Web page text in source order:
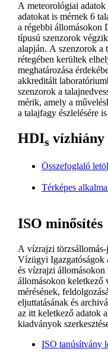
A meteorológiai adatok
adatokat is mérnek 6
a régebbi állomásokon
típusú szenzorok
alapján. A szenzorok a
rétegében kerültek
meghatározása
akkreditált
szenzorok a
mérik, amely a
a talajfagy észlelésére
HDIs vízhiány
Összefoglaló
Térképes
ISO minősítés
A vízrajzi törzsállomás-
Vízügyi Igazgatóságok
és vízrajzi
állomásokon keletkező
mérésének,
eljuttatásának és
az itt keletkező adatok
kiadványok
ISO tanúsítvány